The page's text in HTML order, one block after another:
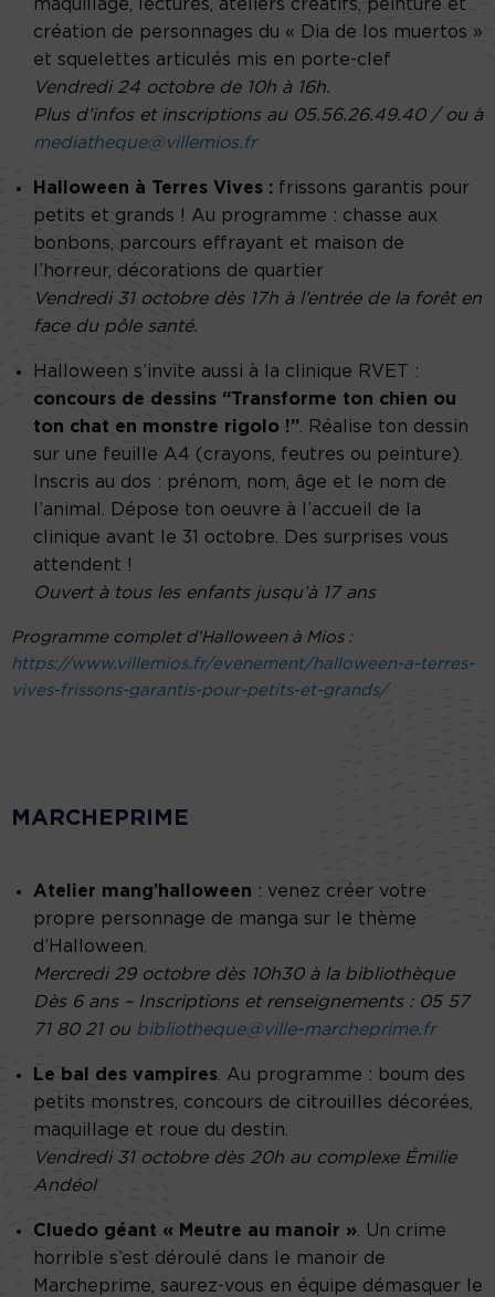
maquillage, lectures, ateliers créatifs, peinture et
création de personnages du « Dia de los muertos »
et squelettes articulés mis en porte-clef
Vendredi 24 octobre de 10h à 16h.
Plus d’infos et inscriptions au 05.56.26.49.40 / ou à
mediatheque@villemios.fr
Halloween à Terres Vives : frissons garantis pour
petits et grands ! Au programme : chasse aux
bonbons, parcours effrayant et maison de
l’horreur, décorations de quartier
Vendredi 31 octobre dès 17h à l’entrée de la forêt en
face du pôle santé.
Halloween s’invite aussi à la clinique RVET :
concours de dessins “Transforme ton chien ou
ton chat en monstre rigolo !”. Réalise ton dessin
sur une feuille A4 (crayons, feutres ou peinture).
Inscris au dos : prénom, nom, âge et le nom de
l’animal. Dépose ton oeuvre à l’accueil de la
clinique avant le 31 octobre. Des surprises vous
attendent !
Ouvert à tous les enfants jusqu’à 17 ans
Programme complet d’Halloween à Mios :
https://www.villemios.fr/evenement/halloween-a-terres-
vives-frissons-garantis-pour-petits-et-grands/
MARCHEPRIME
Atelier mang’halloween : venez créer votre
propre personnage de manga sur le thème
d’Halloween.
Mercredi 29 octobre dès 10h30 à la bibliothèque
Dès 6 ans – Inscriptions et renseignements : 05 57
71 80 21 ou bibliotheque@ville-marcheprime.fr
Le bal des vampires. Au programme : boum des
petits monstres, concours de citrouilles décorées,
maquillage et roue du destin.
Vendredi 31 octobre dès 20h au complexe Émilie
Andéol
Cluedo géant « Meutre au manoir ». Un crime
horrible s’est déroulé dans le manoir de
Marcheprime, saurez-vous en équipe démasquer le